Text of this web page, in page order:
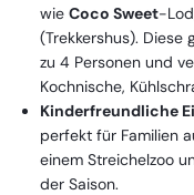
wie Coco Sweet-
(Trekkershus). Diese
zu 4 Personen und
Kochnische,
Kinderfreundliche
perfekt für Familien
einem Streichelzoo
der Saison.